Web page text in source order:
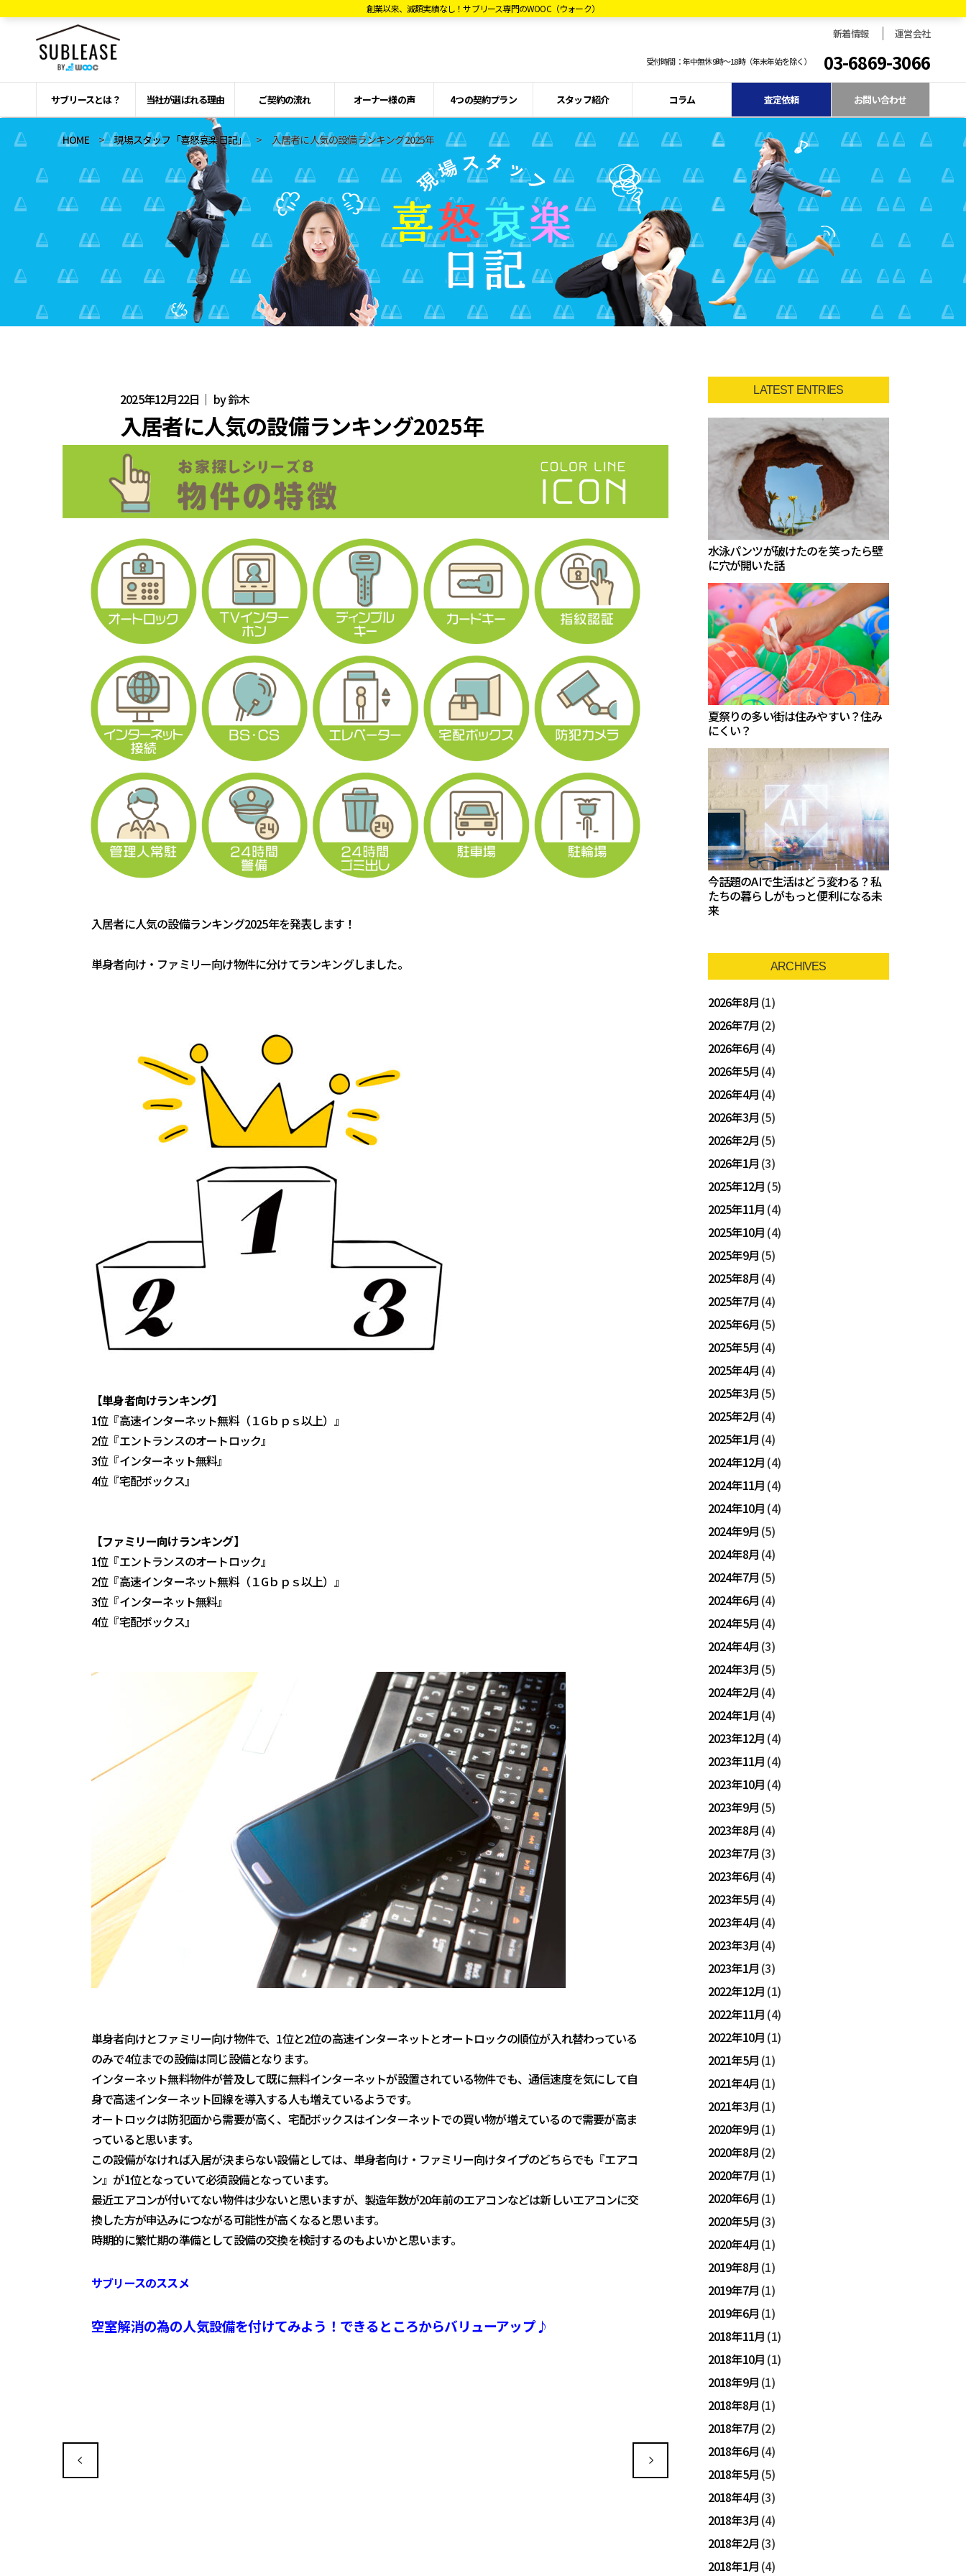
創業以来、減額実績なし！サブリース専門のWOOC（ウォーク）
新着情報 運営会社
受付時間：年中無休9時〜18時（年末年始を除く） 03-6869-3066
サブリースとは？ 当社が選ばれる理由 ご契約の流れ オーナー様の声 4つの契約プラン スタッフ紹介 コラム 査定依頼 お問い合わせ
HOME>現場スタッフ「喜怒哀楽日記」> 入居者に人気の設備ランキング2025年
2025年12月22日｜ by 鈴木
入居者に人気の設備ランキング2025年
入居者に人気の設備ランキング2025年を発表します！
単身者向け・ファミリー向け物件に分けてランキングしました。
【単身者向けランキング】
1位『高速インターネット無料（１Gｂｐｓ以上）』
2位『エントランスのオートロック』
3位『インターネット無料』
4位『宅配ボックス』
【ファミリー向けランキング】
1位『エントランスのオートロック』
2位『高速インターネット無料（１Gｂｐｓ以上）』
3位『インターネット無料』
4位『宅配ボックス』
単身者向けとファミリー向け物件で、1位と2位の高速インターネットとオートロックの順位が入れ替わっている
のみで4位までの設備は同じ設備となります。
インターネット無料物件が普及して既に無料インターネットが設置されている物件でも、通信速度を気にして自
身で高速インターネット回線を導入する人も増えているようです。
オートロックは防犯面から需要が高く、宅配ボックスはインターネットでの買い物が増えているので需要が高ま
っていると思います。
この設備がなければ入居が決まらない設備としては、単身者向け・ファミリー向けタイプのどちらでも『エアコ
ン』が1位となっていて必須設備となっています。
最近エアコンが付いてない物件は少ないと思いますが、製造年数が20年前のエアコンなどは新しいエアコンに交
換した方が申込みにつながる可能性が高くなると思います。
時期的に繁忙期の準備として設備の交換を検討するのもよいかと思います。
サブリースのススメ
空室解消の為の人気設備を付けてみよう！できるところからバリューアップ♪
LATEST ENTRIES
水泳パンツが破けたのを笑ったら壁
に穴が開いた話
夏祭りの多い街は住みやすい？住み
にくい？
今話題のAIで生活はどう変わる？私
たちの暮らしがもっと便利になる未
来
ARCHIVES
2026年8月 (1)
2026年7月 (2)
2026年6月 (4)
2026年5月 (4)
2026年4月 (4)
2026年3月 (5)
2026年2月 (5)
2026年1月 (3)
2025年12月 (5)
2025年11月 (4)
2025年10月 (4)
2025年9月 (5)
2025年8月 (4)
2025年7月 (4)
2025年6月 (5)
2025年5月 (4)
2025年4月 (4)
2025年3月 (5)
2025年2月 (4)
2025年1月 (4)
2024年12月 (4)
2024年11月 (4)
2024年10月 (4)
2024年9月 (5)
2024年8月 (4)
2024年7月 (5)
2024年6月 (4)
2024年5月 (4)
2024年4月 (3)
2024年3月 (5)
2024年2月 (4)
2024年1月 (4)
2023年12月 (4)
2023年11月 (4)
2023年10月 (4)
2023年9月 (5)
2023年8月 (4)
2023年7月 (3)
2023年6月 (4)
2023年5月 (4)
2023年4月 (4)
2023年3月 (4)
2023年1月 (3)
2022年12月 (1)
2022年11月 (4)
2022年10月 (1)
2021年5月 (1)
2021年4月 (1)
2021年3月 (1)
2020年9月 (1)
2020年8月 (2)
2020年7月 (1)
2020年6月 (1)
2020年5月 (3)
2020年4月 (1)
2019年8月 (1)
2019年7月 (1)
2019年6月 (1)
2018年11月 (1)
2018年10月 (1)
2018年9月 (1)
2018年8月 (1)
2018年7月 (2)
2018年6月 (4)
2018年5月 (5)
2018年4月 (3)
2018年3月 (4)
2018年2月 (3)
2018年1月 (4)